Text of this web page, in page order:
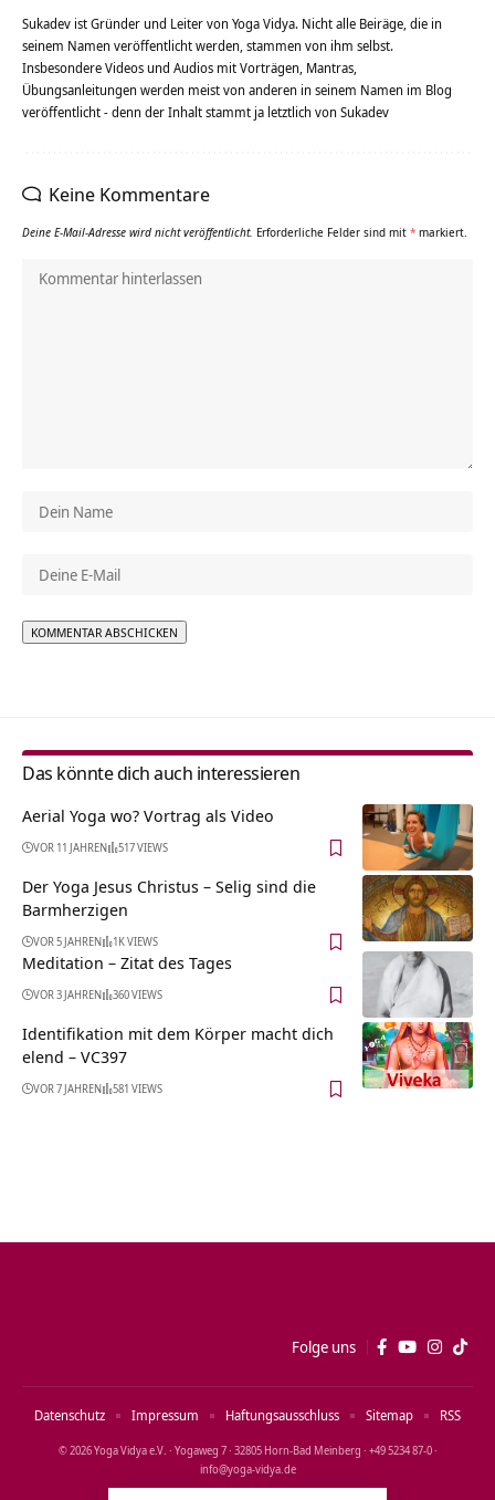
Sukadev ist Gründer und Leiter von Yoga Vidya. Nicht alle Beiräge, die in
seinem Namen veröffentlicht werden, stammen von ihm selbst.
Insbesondere Videos und Audios mit Vorträgen, Mantras,
Übungsanleitungen werden meist von anderen in seinem Namen im Blog
veröffentlicht - denn der Inhalt stammt ja letztlich von Sukadev
Keine Kommentare
Deine E-Mail-Adresse wird nicht veröffentlicht. Erforderliche Felder sind mit * markiert.
Das könnte dich auch interessieren
Aerial Yoga wo? Vortrag als Video
VOR 11 JAHREN 517 VIEWS
Der Yoga Jesus Christus – Selig sind die
Barmherzigen
VOR 5 JAHREN 1K VIEWS
Meditation – Zitat des Tages
VOR 3 JAHREN 360 VIEWS
Identifikation mit dem Körper macht dich
elend – VC397
VOR 7 JAHREN 581 VIEWS
Folge uns
© 2026 Yoga Vidya e.V. · Yogaweg 7 · 32805 Horn‑Bad Meinberg · +49 5234 87‑0 ·
info@yoga‑vidya.de
Datenschutz Impressum Haftungsausschluss Sitemap RSS